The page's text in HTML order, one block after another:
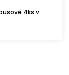
4ks v